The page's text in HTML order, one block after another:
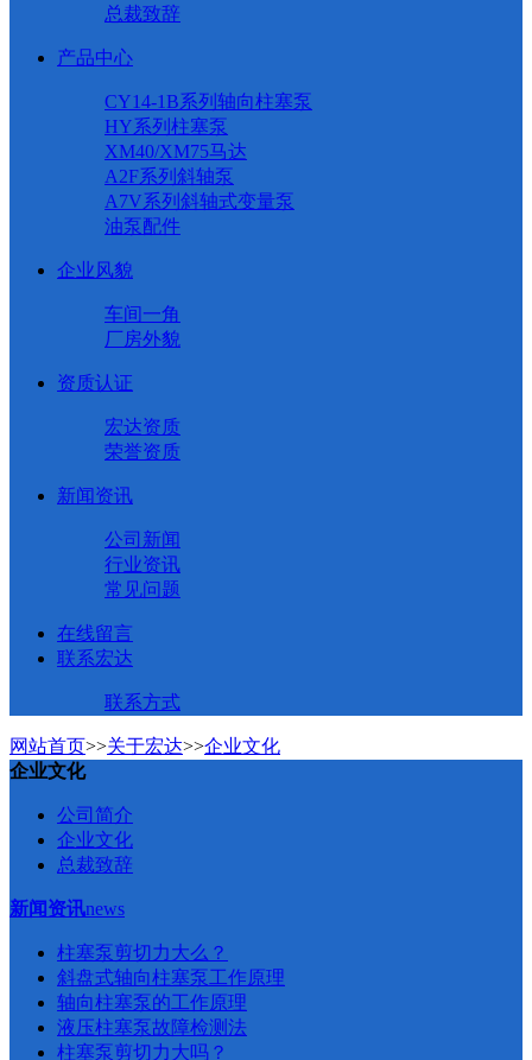
总裁致辞
产品中心
CY14-1B系列轴向柱塞泵
HY系列柱塞泵
XM40/XM75马达
A2F系列斜轴泵
A7V系列斜轴式变量泵
油泵配件
企业风貌
车间一角
厂房外貌
资质认证
宏达资质
荣誉资质
新闻资讯
公司新闻
行业资讯
常见问题
在线留言
联系宏达
联系方式
网站首页>>关于宏达>>企业文化
企业文化
公司简介
企业文化
总裁致辞
新闻资讯news
柱塞泵剪切力大么？
斜盘式轴向柱塞泵工作原理
轴向柱塞泵的工作原理
液压柱塞泵故障检测法
柱塞泵剪切力大吗？